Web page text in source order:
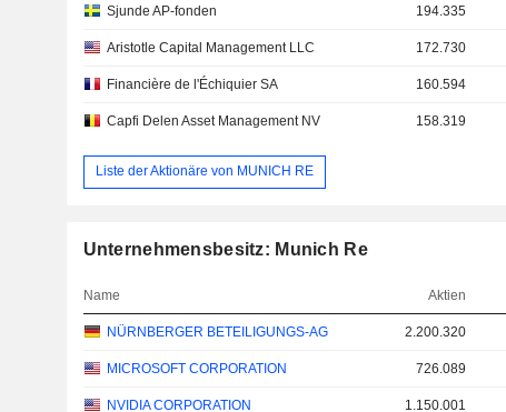
Sjunde AP-fonden 194.335
Aristotle Capital Management LLC 172.730
Financière de l'Échiquier SA 160.594
Capfi Delen Asset Management NV 158.319
Liste der Aktionäre von MUNICH RE
Unternehmensbesitz: Munich Re
Name Aktien
NÜRNBERGER BETEILIGUNGS-AG 2.200.320
MICROSOFT CORPORATION 726.089
NVIDIA CORPORATION 1.150.001